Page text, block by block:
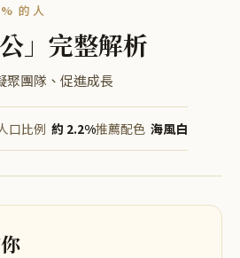
的人
」完整解析
聚團隊、促進成長
口比例 約 2.2%推薦配色 海風白